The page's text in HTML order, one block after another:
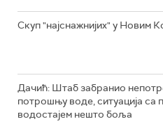
Скуп "најснажнијих" у Новим
Дачић: Штаб забранио
потрошњу воде, ситуација са
водостајем нешто боља